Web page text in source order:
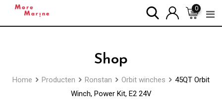
0
Shop
Home Producten Ronstan Orbit winches
45QT Orbit
Winch, Power Kit, E2 24V